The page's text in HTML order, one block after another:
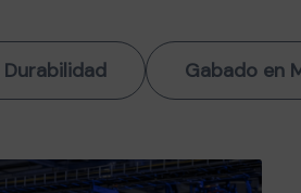
Durabilidad Gabado en